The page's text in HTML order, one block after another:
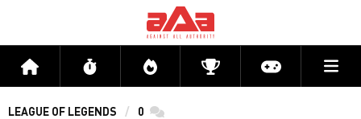
Accueil Flux Directs CompétitionsActu jeux
LEAGUE OF LEGENDS 0 commentaires